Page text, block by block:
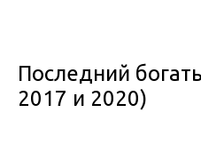
Последний
2017 и 2020)